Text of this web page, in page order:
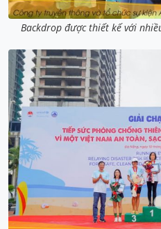
Backdrop được thiết kế với